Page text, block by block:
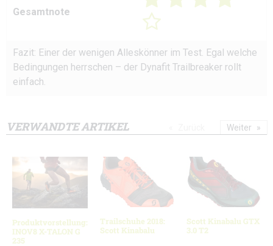
Gesamtnote
Fazit: Einer der wenigen Alleskönner im Test. Egal welche
Bedingungen herrschen – der Dynafit Trailbreaker rollt
einfach.
VERWANDTE ARTIKEL
Produktvorstellung:
INOV8 X-TALON G
235
Trailschuhe 2018:
Scott Kinabalu
Scott Kinabalu GTX
3.0 T2
Weiter